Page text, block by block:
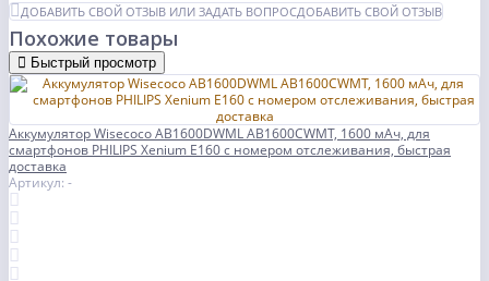
ДОБАВИТЬ СВОЙ ОТЗЫВ ИЛИ ЗАДАТЬ ВОПРОСДОБАВИТЬ СВОЙ ОТЗЫВ
Похожие товары
Быстрый просмотр
Аккумулятор Wisecoco AB1600DWML AB1600CWMT, 1600 мАч, для
смартфонов PHILIPS Xenium E160 с номером отслеживания, быстрая
доставка
Артикул: -